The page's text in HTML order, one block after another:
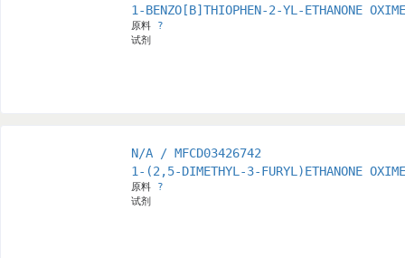
1-BENZO[B]THIOPHEN-2-YL-ETHANONE OXIME
原料 ?
试剂
N/A / MFCD03426742
1-(2,5-DIMETHYL-3-FURYL)ETHANONE OXIME
原料 ?
试剂